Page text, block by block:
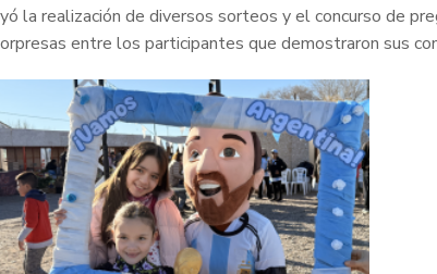
la realización de diversos sorteos y el concurso de
entre los participantes que demostraron sus